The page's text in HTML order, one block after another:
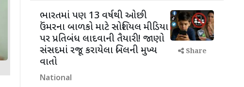
ભારતમાં પણ 13 વર્ષથી ઓછી
ઉંમરના બાળકો માટે સોશિયલ મીડિયા
પર પ્રતિબંધ લાદવાની તૈયારી! જાણો
સંસદમાં રજૂ કરાયેલા બિલની મુખ્ય
વાતો
National
Share